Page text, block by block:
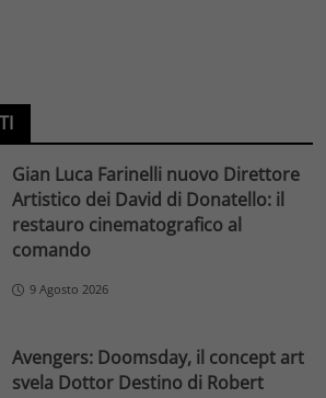
Gian Luca Farinelli nuovo Direttore
Artistico dei David di Donatello: il
restauro cinematografico al
comando
9 Agosto 2026
Avengers: Doomsday, il concept art
svela Dottor Destino di Robert